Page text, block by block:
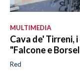
MULTIMEDIA
Cava de' Tirreni,
"Falcone e
Red